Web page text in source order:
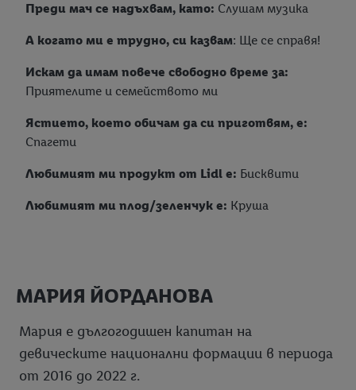
Преди мач се надъхвам, като: Слушам музика
А когато ми е трудно, си казвам: Ще се справя!
Искам да имам повече свободно време за:
Приятелите и семейството ми
Ястието, което обичам да си приготвям, е:
Спагети
Любимият ми продукт от Lidl е: Бисквити
Любимият ми плод/зеленчук е: Круша
МАРИЯ ЙОРДАНОВА
Мария е дългогодишен капитан на
девическите национални формации в периода
от 2016 до 2022 г.